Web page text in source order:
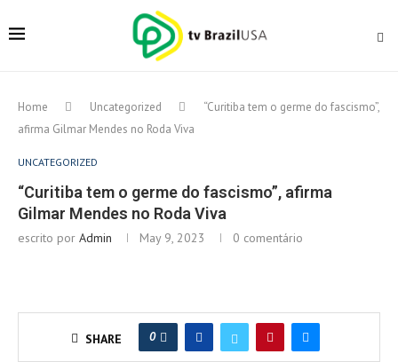
Home Uncategorized
“Curitiba tem o germe do fascismo”,
afirma Gilmar Mendes no Roda Viva
UNCATEGORIZED
“Curitiba tem o germe do fascismo”, afirma
Gilmar Mendes no Roda Viva
escrito por Admin May 9, 2023 0 comentário
SHARE 0